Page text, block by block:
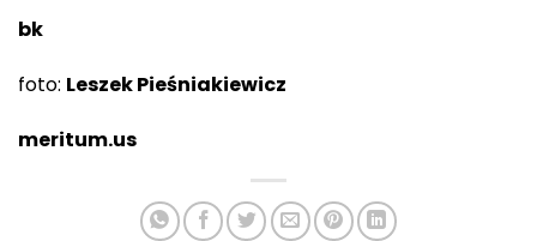
bk
foto: Leszek Pieśniakiewicz
meritum.us